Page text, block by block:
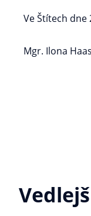
Ve Štítech dne
Mgr. Ilona